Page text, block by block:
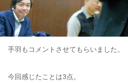
手羽もコメントさせてもらいました。
今回感じたことは3点。